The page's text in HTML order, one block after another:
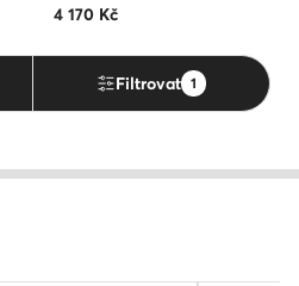
4 170 Kč
Filtrovat 1